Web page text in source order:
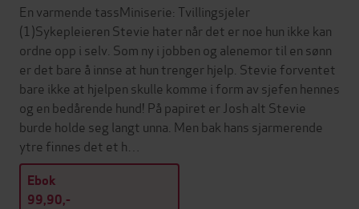
En varmende tassMiniserie: Tvillingsjeler
(1)Sykepleieren Stevie hater når det er noe hun ikke kan
ordne opp i selv. Som ny i jobben og alenemor til en sønn
er det bare å innse at hun trenger hjelp. Stevie forventet
bare ikke at hjelpen skulle komme i form av sjefen hennes
og en bedårende hund! På papiret er Josh alt Stevie
burde holde seg langt unna. Men bak hans sjarmerende
ytre finnes det et h…
Ebok
99,90,-